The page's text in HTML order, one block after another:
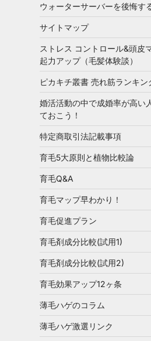
ウォーターサーバーを後悔す
サイトマップ
ストレス コントロール&頭皮
起力アップ（毛髪体験談）
ピカキチ叢書 売れ筋ランキン
婚活活動の中で成婚率が高い
ておこう！
特定商取引法記載事項
育毛5大原則と植物比較論
育毛Q&A
育毛マップ早わかり！
育毛促進プラン
育毛剤成分比較(試用1)
育毛剤成分比較(試用2)
育毛効果アップ12ヶ条
薄毛ハゲのコラム
薄毛ハゲ激選リンク